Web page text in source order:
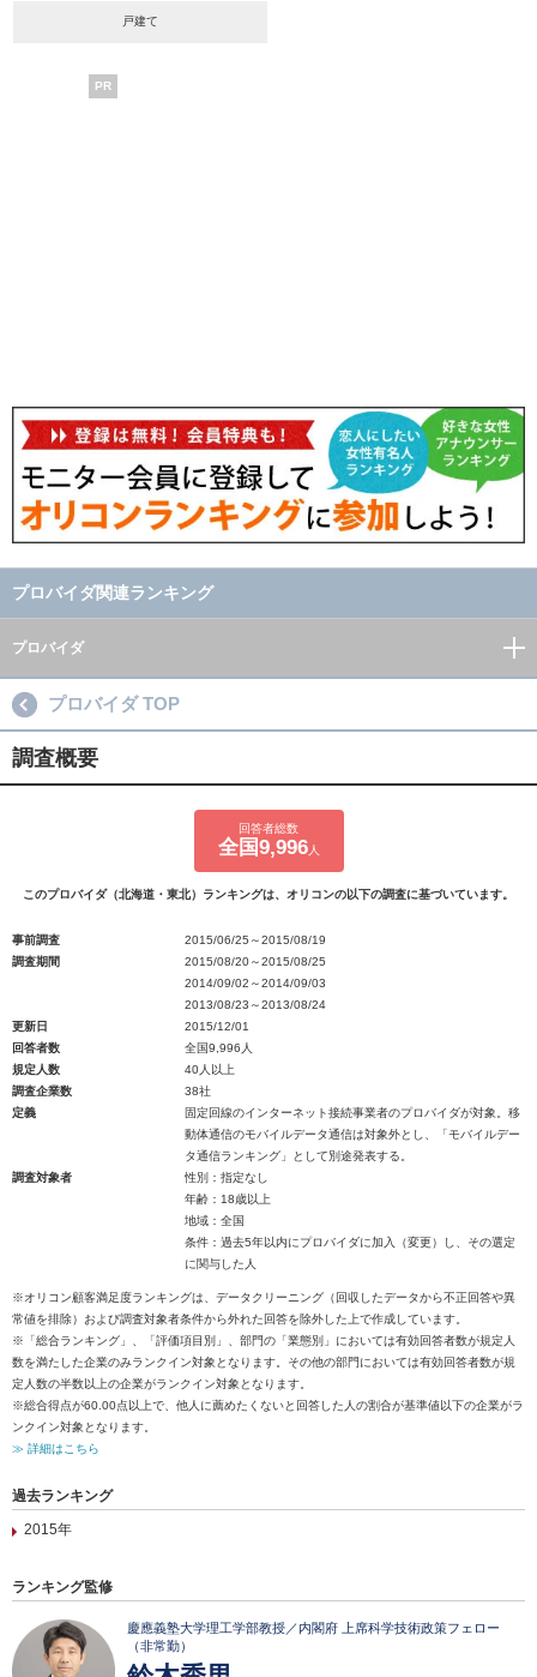
戸建て
PR
プロバイダ関連ランキング
プロバイダ
プロバイダ TOP
調査概要
回答者総数
全国9,996人
このプロバイダ（北海道・東北）ランキングは、オリコンの以下の調査に基づいています。
事前調査
2015/06/25～2015/08/19
調査期間
2015/08/20～2015/08/25
2014/09/02～2014/09/03
2013/08/23～2013/08/24
更新日
2015/12/01
回答者数
全国9,996人
規定人数
40人以上
調査企業数
38社
定義
固定回線のインターネット接続事業者のプロバイダが対象。移
動体通信のモバイルデータ通信は対象外とし、「モバイルデー
タ通信ランキング」として別途発表する。
調査対象者
性別：指定なし
年齢：18歳以上
地域：全国
条件：過去5年以内にプロバイダに加入（変更）し、その選定
に関与した人
※オリコン顧客満足度ランキングは、データクリーニング（回収したデータから不正回答や異
常値を排除）および調査対象者条件から外れた回答を除外した上で作成しています。
※「総合ランキング」、「評価項目別」、部門の「業態別」においては有効回答者数が規定人
数を満たした企業のみランクイン対象となります。その他の部門においては有効回答者数が規
定人数の半数以上の企業がランクイン対象となります。
※総合得点が60.00点以上で、他人に薦めたくないと回答した人の割合が基準値以下の企業がラ
ンクイン対象となります。
≫ 詳細はこちら
過去ランキング
2015年
ランキング監修
慶應義塾大学理工学部教授／内閣府 上席科学技術政策フェロー
（非常勤）